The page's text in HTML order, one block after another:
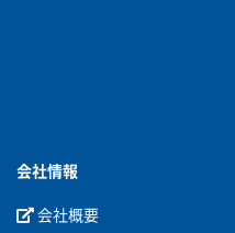
会社情報
会社概要